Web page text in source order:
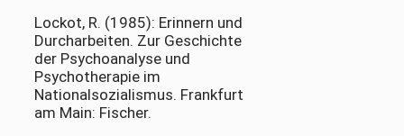
Lockot, R. (1985): Erinnern und
Durcharbeiten. Zur Geschichte
der Psychoanalyse und
Psychotherapie im
Nationalsozialismus. Frankfurt
am Main: Fischer.